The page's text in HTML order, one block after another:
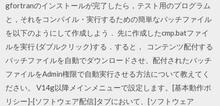
gfortranのインストールが完了したら，テスト用のプログラム
と，それをコンパイル・実行するための簡単なバッチファイル
を以下のようにして作成しよう． 先に作成したcmp.batファイ
ルを実行 (ダブルクリック)する．すると， コンテンツ配付する
バッチファイルを自動でダウンロードさせ、配付されたバッチ
ファイルをAdmin権限で自動実行させる方法について教えてく
ださい。 V14g以降メインメニューで設定します。[基本動作ポ
リシー]-[ソフトウェア配信]タブにおいて、[ソフトウェア